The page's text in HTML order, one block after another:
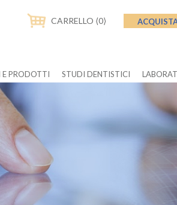
CARRELLO ⟨0⟩
E PRODOTTI STUDI DENTISTICI